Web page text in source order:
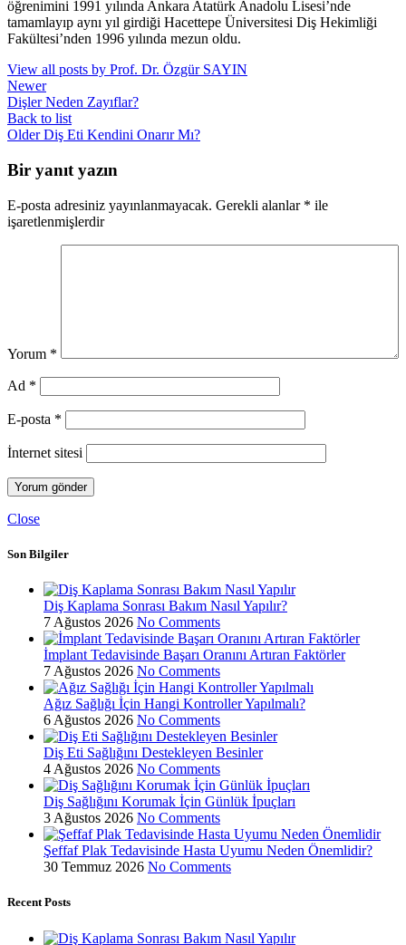
öğrenimini 1991 yılında Ankara Atatürk Anadolu Lisesi’nde
tamamlayıp aynı yıl girdiği Hacettepe Üniversitesi Diş Hekimliği
Fakültesi’nden 1996 yılında mezun oldu.
View all posts by Prof. Dr. Özgür SAYIN
Newer
Dişler Neden Zayıflar?
Back to list
Older Diş Eti Kendini Onarır Mı?
Bir yanıt yazın
E-posta adresiniz yayınlanmayacak. Gerekli alanlar * ile
işaretlenmişlerdir
Yorum *
Ad *
E-posta *
İnternet sitesi
Close
Son Bilgiler
Diş Kaplama Sonrası Bakım Nasıl Yapılır?
7 Ağustos 2026 No Comments
İmplant Tedavisinde Başarı Oranını Artıran Faktörler
7 Ağustos 2026 No Comments
Ağız Sağlığı İçin Hangi Kontroller Yapılmalı?
6 Ağustos 2026 No Comments
Diş Eti Sağlığını Destekleyen Besinler
4 Ağustos 2026 No Comments
Diş Sağlığını Korumak İçin Günlük İpuçları
3 Ağustos 2026 No Comments
Şeffaf Plak Tedavisinde Hasta Uyumu Neden Önemlidir?
30 Temmuz 2026 No Comments
Recent Posts